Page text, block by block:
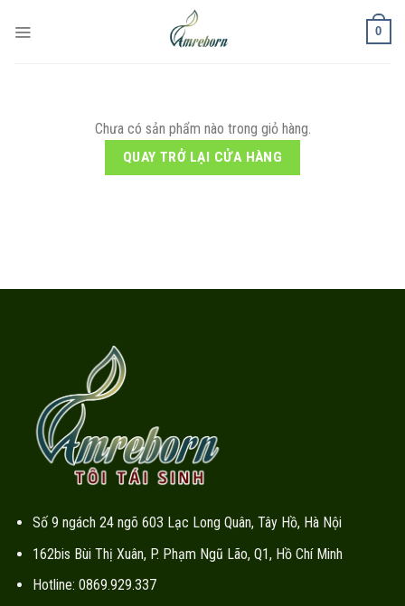
đến
0
Chưa có sản phẩm nào trong giỏ hàng.
QUAY TRỞ LẠI CỬA HÀNG
Số 9 ngách 24 ngõ 603 Lạc Long Quân, Tây Hồ, Hà Nội
162bis Bùi Thị Xuân, P. Phạm Ngũ Lão, Q1, Hồ Chí Minh
Hotline: 0869.929.337